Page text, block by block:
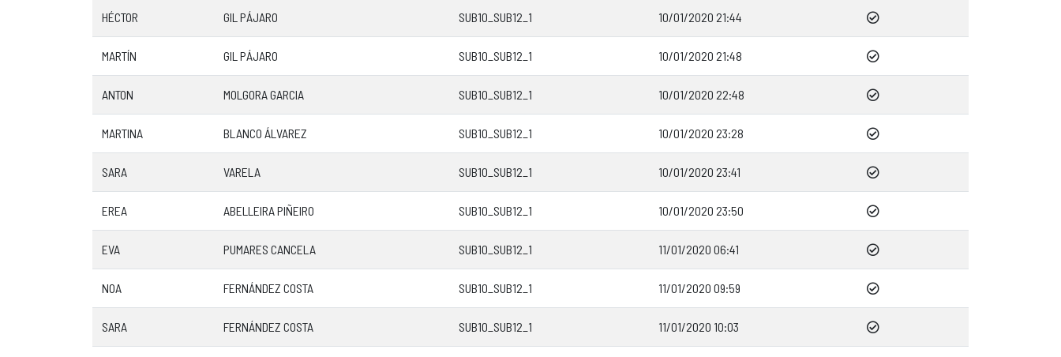
HÉCTOR GIL PÁJARO SUB10_SUB12_1 10/01/2020 21:44
MARTÍN GIL PÁJARO SUB10_SUB12_1 10/01/2020 21:48
ANTON MOLGORA GARCIA SUB10_SUB12_1 10/01/2020 22:48
MARTINA BLANCO ÁLVAREZ SUB10_SUB12_1 10/01/2020 23:28
SARA VARELA SUB10_SUB12_1 10/01/2020 23:41
EREA ABELLEIRA PIÑEIRO SUB10_SUB12_1 10/01/2020 23:50
EVA PUMARES CANCELA SUB10_SUB12_1 11/01/2020 06:41
NOA FERNÁNDEZ COSTA SUB10_SUB12_1 11/01/2020 09:59
SARA FERNÁNDEZ COSTA SUB10_SUB12_1 11/01/2020 10:03